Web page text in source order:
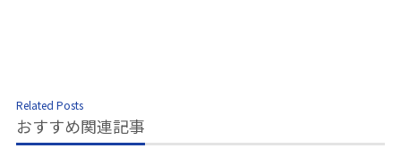
Related Posts
おすすめ関連記事